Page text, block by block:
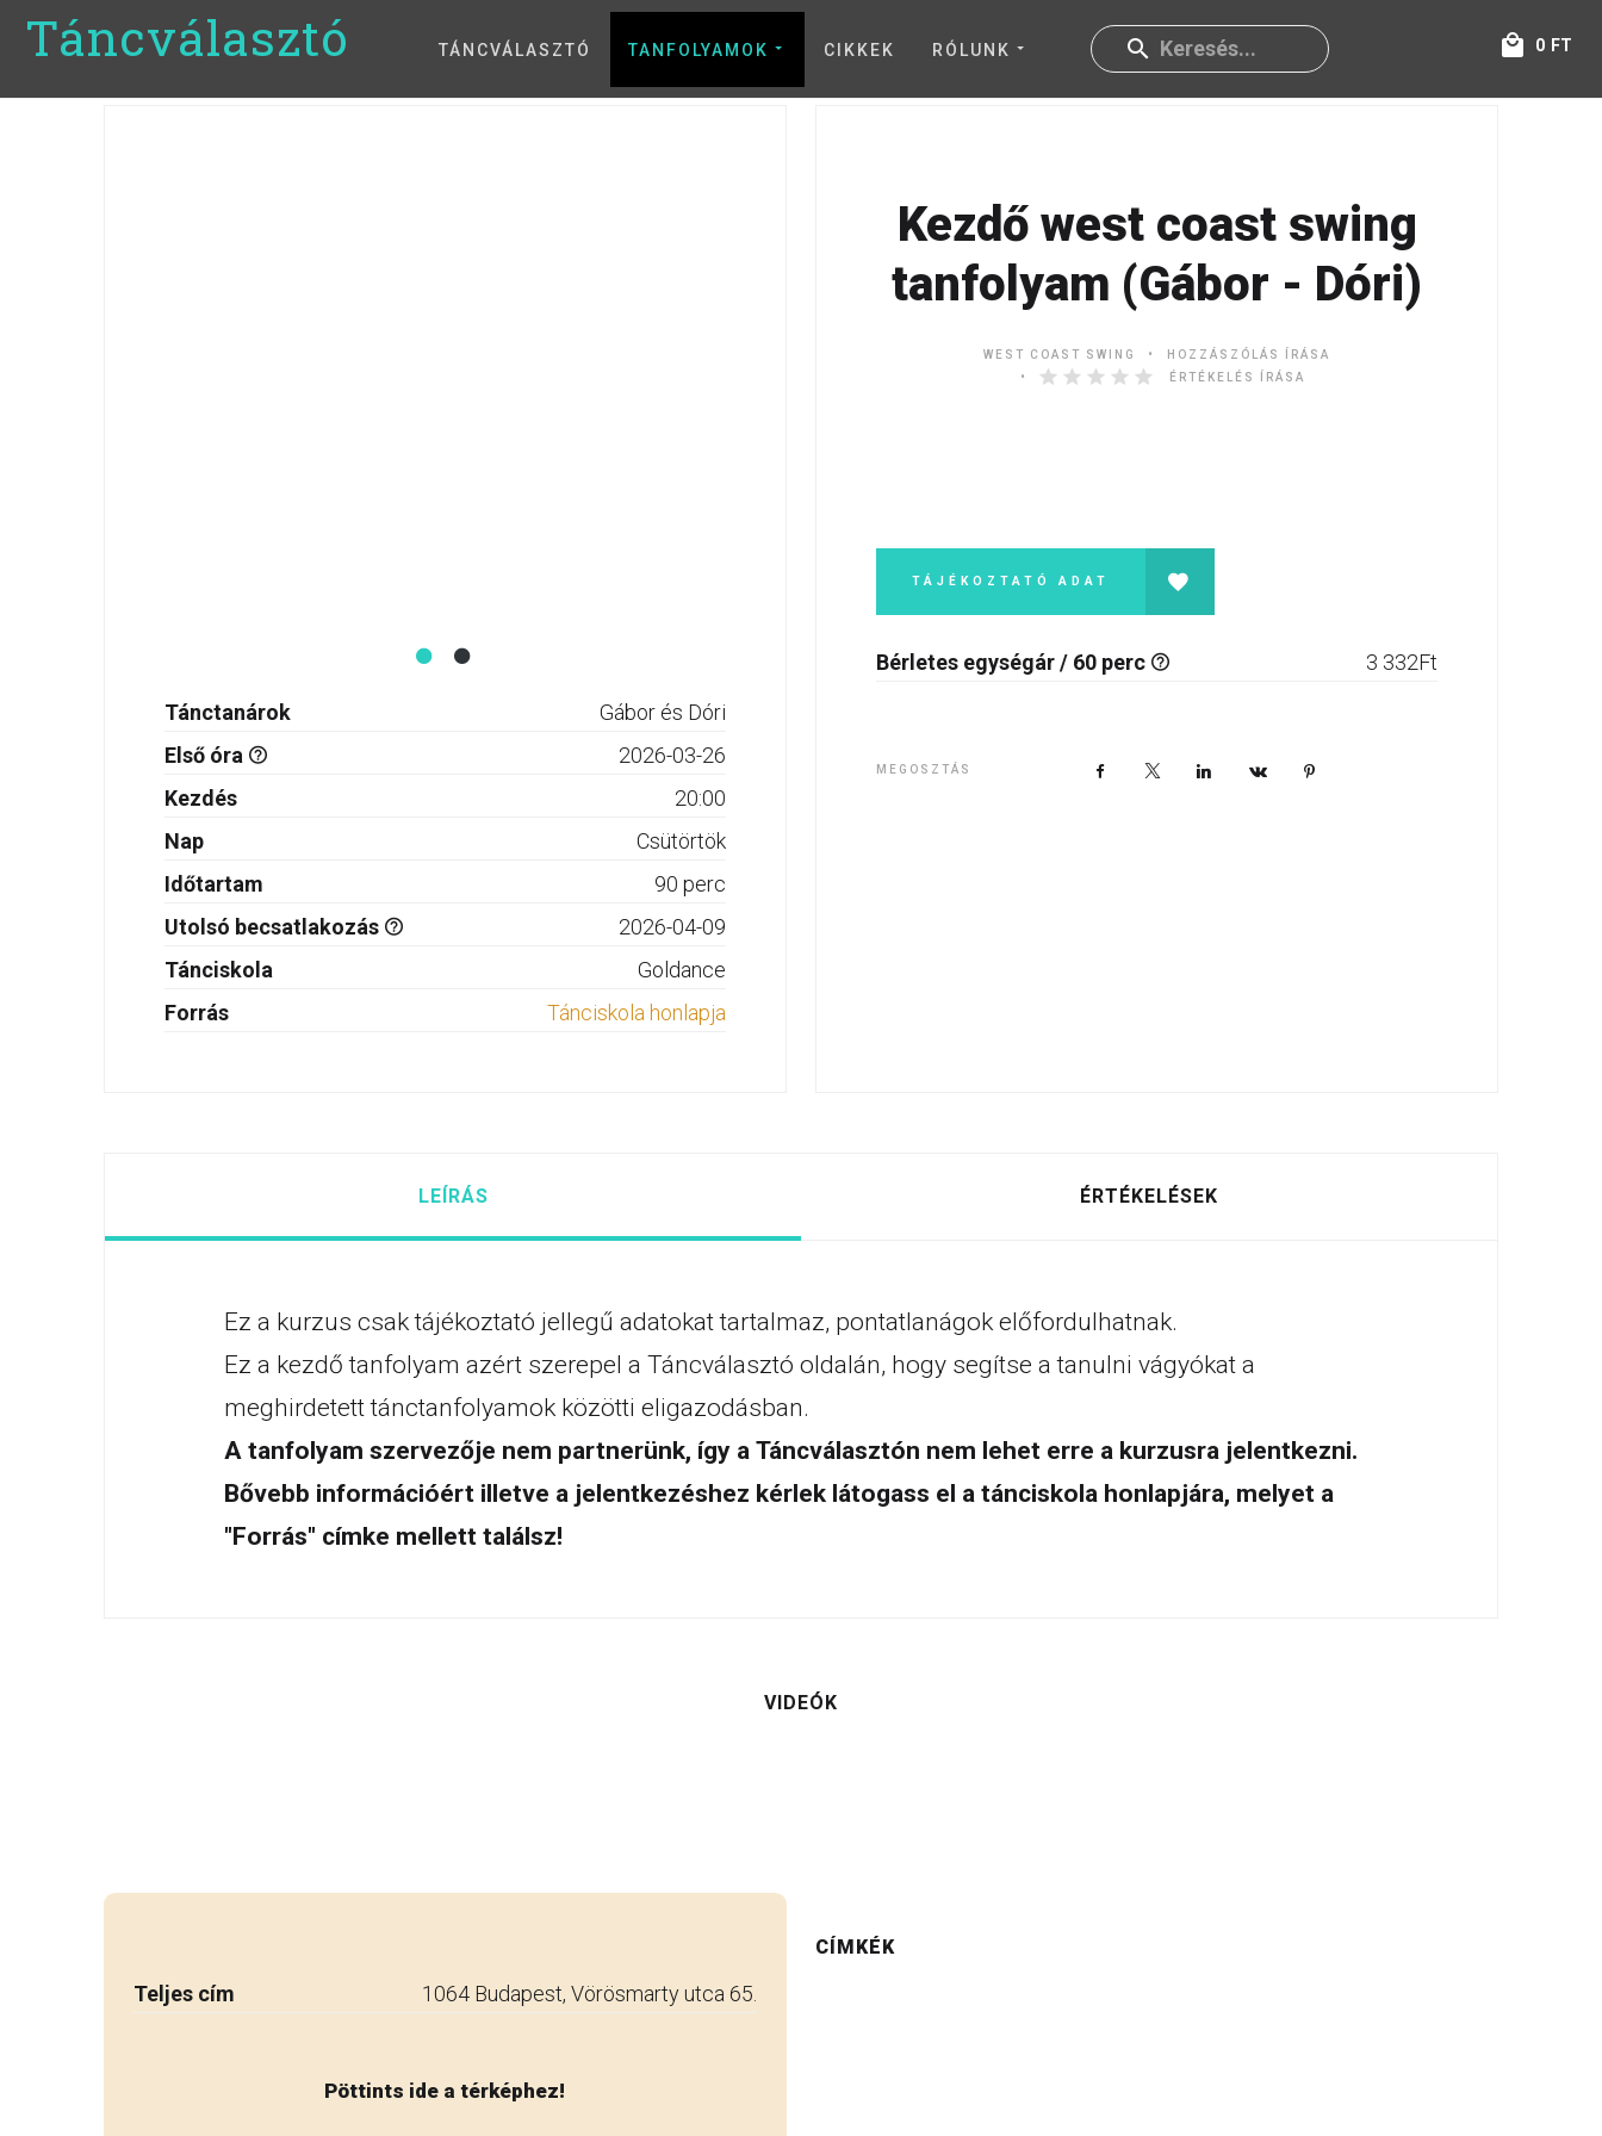
Táncválasztó TÁNCVÁLASZTÓ TANFOLYAMOK CIKKEK RÓLUNK FT
0
Tánctanárok
Gábor és Dóri
Első óra
2026-03-26
Kezdés
20:00
Nap
Csütörtök
Időtartam
90 perc
Utolsó becsatlakozás
2026-04-09
Tánciskola
Goldance
Forrás
Tánciskola honlapja
Kezdő west coast swing
tanfolyam (Gábor - Dóri)
WEST COAST SWING
HOZZÁSZÓLÁS ÍRÁSA
ÉRTÉKELÉS ÍRÁSA
TÁJÉKOZTATÓ ADAT
Bérletes egységár / 60 perc Ft
3 332
MEGOSZTÁS Facebook LinkedIn VKontakte
LEÍRÁS ÉRTÉKELÉSEK
Ez a kurzus csak tájékoztató jellegű adatokat tartalmaz, pontatlanágok előfordulhatnak.
Ez a kezdő tanfolyam azért szerepel a Táncválasztó oldalán, hogy segítse a tanulni vágyókat a
meghirdetett tánctanfolyamok közötti eligazodásban.
A tanfolyam szervezője nem partnerünk, így a Táncválasztón nem lehet erre a kurzusra jelentkezni.
Bővebb információért illetve a jelentkezéshez kérlek látogass el a tánciskola honlapjára, melyet a
"Forrás" címke mellett találsz!
VIDEÓK
Teljes cím 1064 Budapest, Vörösmarty utca 65.
Pöttints ide a térképhez!
CÍMKÉK